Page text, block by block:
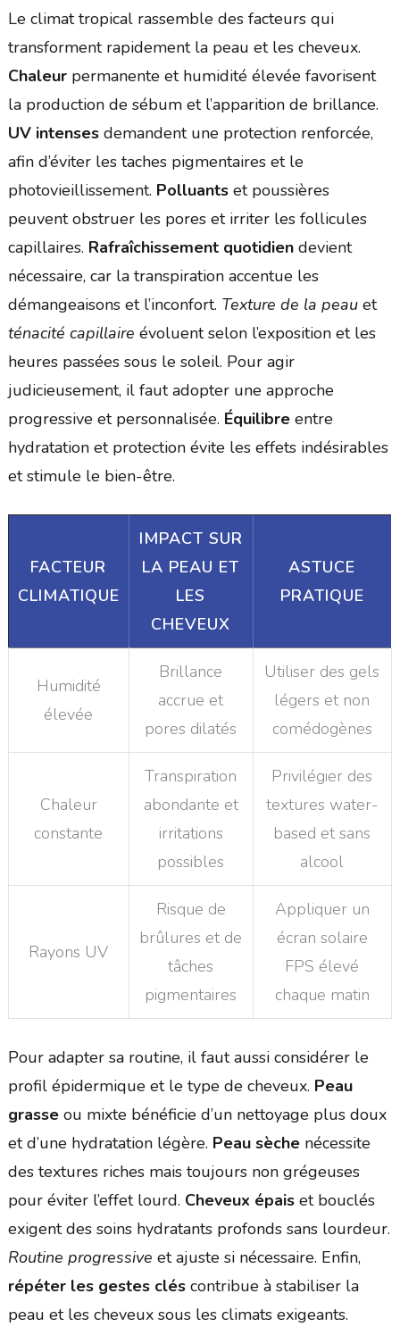
Le climat tropical rassemble des facteurs qui
transforment rapidement la peau et les cheveux.
Chaleurpermanente et humidité élevée favorisent
la production de sébum et l’apparition de brillance.
UV intensesdemandent une protection renforcée,
afin d’éviter les taches pigmentaires et le
photovieillissement. Polluantset poussières
peuvent obstruer les pores et irriter les follicules
capillaires. Rafraîchissement quotidiendevient
nécessaire, car la transpiration accentue les
démangeaisons et l’inconfort. Texture de la peauet
ténacité capillaire évoluent selon l’exposition et les
heures passées sous le soleil. Pour agir
judicieusement, il faut adopter une approche
progressive et personnalisée. Équilibreentre
hydratation et protection évite les effets indésirables
et stimule le bien-être.
FACTEUR
CLIMATIQUE
IMPACT SUR
LA PEAU ET
LES
CHEVEUX
ASTUCE
PRATIQUE
Humidité
élevée
Brillance
accrue et
pores dilatés
Utiliser des gels
légers et non
comédogènes
Chaleur
constante
Transpiration
abondante et
irritations
possibles
Privilégier des
textures water-
based et sans
alcool
Rayons UV
Risque de
brûlures et de
tâches
pigmentaires
Appliquer un
écran solaire
FPS élevé
chaque matin
Pour adapter sa routine, il faut aussi considérer le
profil épidermique et le type de cheveux. Peau
grasseou mixte bénéficie d’un nettoyage plus doux
et d’une hydratation légère. Peau sèchenécessite
des textures riches mais toujours non grégeuses
pour éviter l’effet lourd. Cheveux épaiset bouclés
exigent des soins hydratants profonds sans lourdeur.
Routine progressive et ajuste si nécessaire. Enfin,
répéter les gestes cléscontribue à stabiliser la
peau et les cheveux sous les climats exigeants.